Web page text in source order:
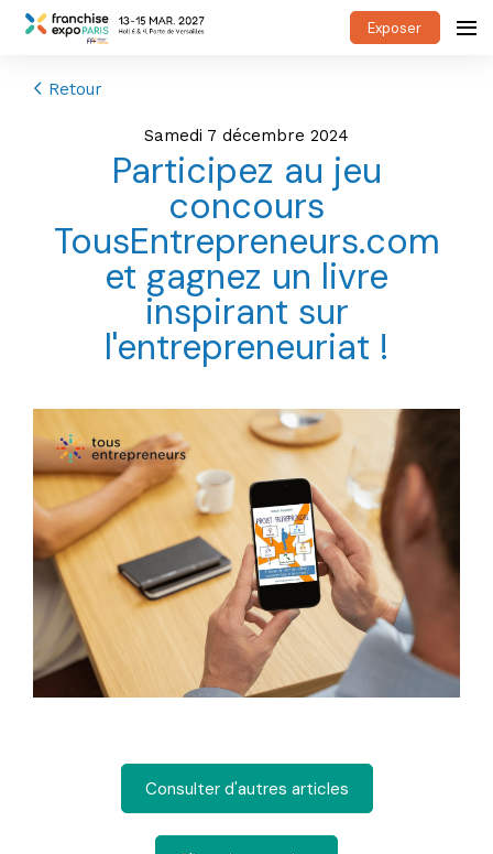
Exposer
Retour
samedi 7 décembre 2024
Participez au jeu
concours
TousEntrepreneurs.com
et gagnez un livre
inspirant sur
l'entrepreneuriat !
Consulter d'autres articles